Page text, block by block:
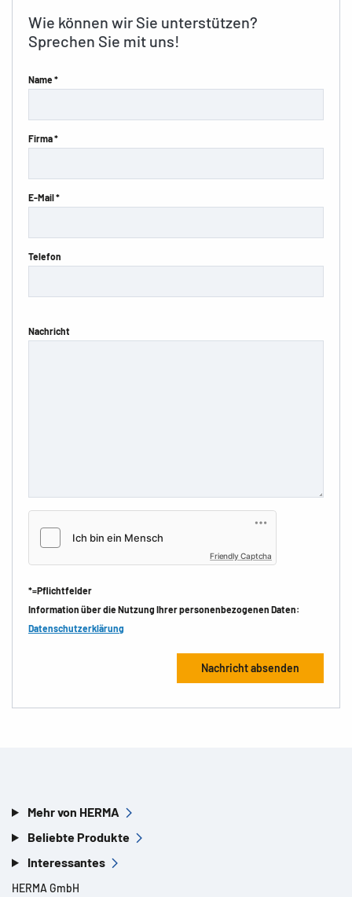
Wie können wir Sie unterstützen?
Sprechen Sie mit uns!
Name *
Firma *
E-Mail *
Telefon
Nachricht
Friendly Captcha
*=Pflichtfelder
Information über die Nutzung Ihrer personenbezogenen Daten:
Datenschutzerklärung
Mehr von HERMA
Beliebte Produkte
Interessantes
HERMA GmbH